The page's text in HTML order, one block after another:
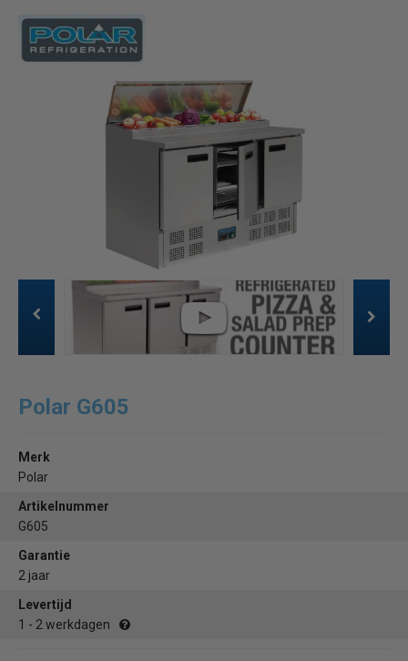
Polar G605
Merk
Polar
Artikelnummer
G605
Garantie
2 jaar
Levertijd
1 - 2 werkdagen